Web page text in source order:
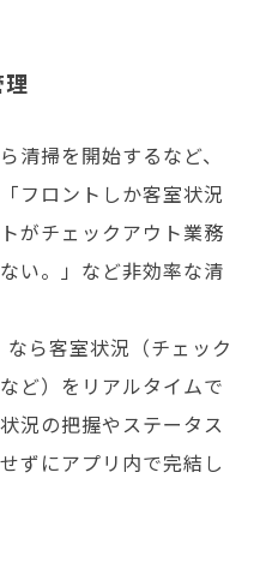
清掃を開始するなど、
フロントしか客室状況
がチェックアウト業務
い。」など非効率な清
なら客室状況（チェック
ど）をリアルタイムで
況の把握やステータス
ずにアプリ内で完結し